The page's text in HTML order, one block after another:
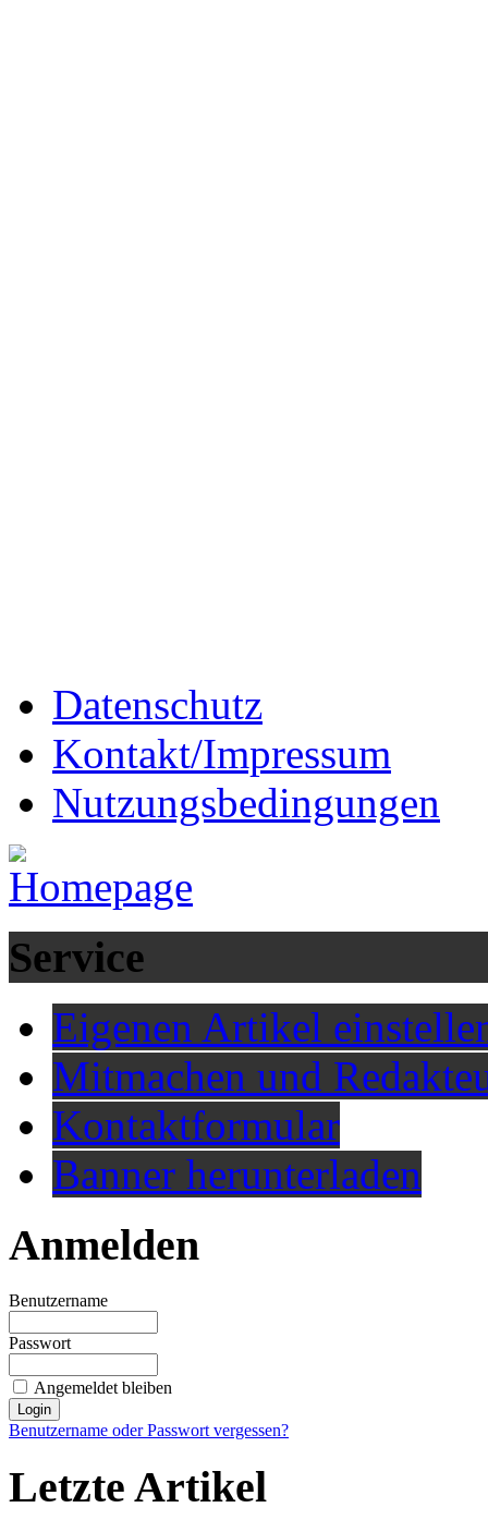
Datenschutz
Kontakt/Impressum
Nutzungsbedingungen
Service
Eigenen Artikel
Mitmachen und
Kontaktformular
Banner herunterladen
Anmelden
Benutzername
Passwort
Angemeldet bleiben
Benutzername oder Passwort vergessen?
Letzte Artikel